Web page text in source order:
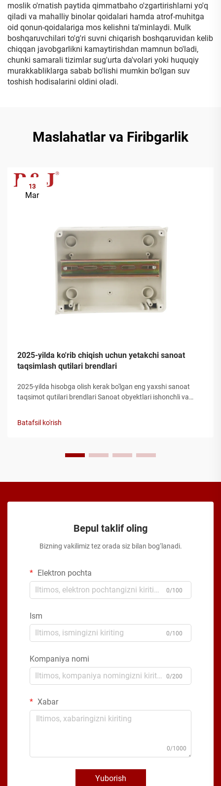
moslik o'rnatish paytida qimmatbaho o'zgartirishlarni yo'q
qiladi va mahalliy binolar qoidalari hamda atrof-muhitga
oid qonun-qoidalariga mos kelishni ta'minlaydi. Mulk
boshqaruvchilari to'g'ri suvni chiqarish boshqaruvidan kelib
chiqqan javobgarlikni kamaytirishdan mamnun bo'ladi,
chunki samarali tizimlar sug'urta da'volari yoki huquqiy
murakkabliklarga sabab bo'lishi mumkin bo'lgan suv
toshish hodisalarini oldini oladi.
Maslahatlar va Firibgarlik
13
Mar
2025-yilda ko'rib chiqish uchun yetakchi sanoat
taqsimlash qutilari brendlari
2025-yilda hisobga olish kerak bo'lgan eng yaxshi sanoat
taqsimot qutilari brendlari Sanoat obyektlari ishonchli va
Batafsil ko'rish
Bepul taklif oling
Bizning vakilimiz tez orada siz bilan bog‘lanadi.
Elektron pochta
0/100
Ism
0/100
Kompaniya nomi
0/200
Xabar
0/1000
Yuborish